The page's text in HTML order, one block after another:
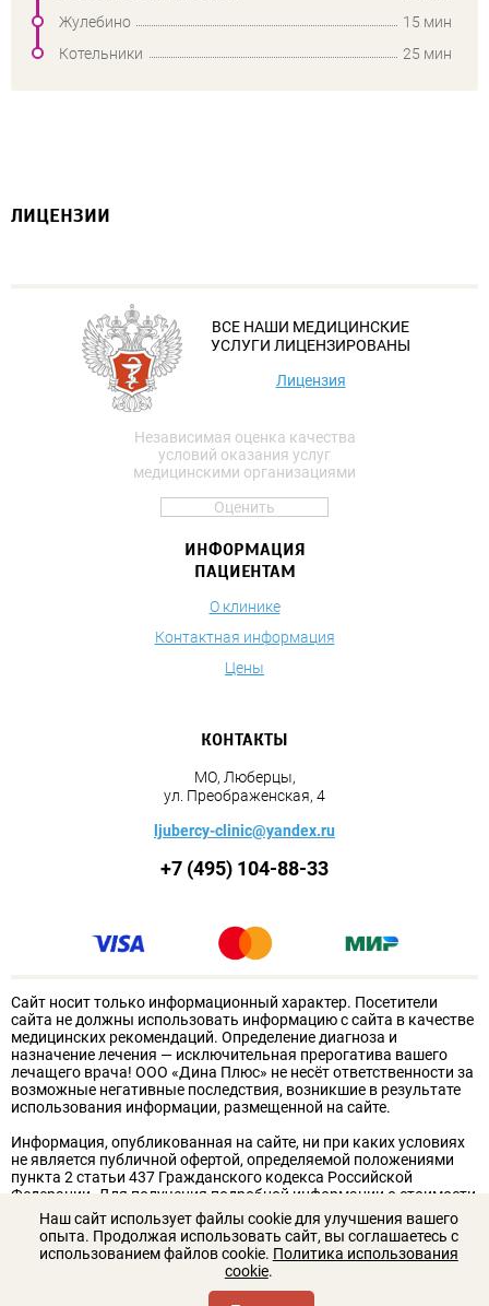
Жулебино
15 мин
Котельники
25 мин
ЛИЦЕНЗИИ
ВСЕ НАШИ МЕДИЦИНСКИЕ
УСЛУГИ ЛИЦЕНЗИРОВАНЫ
Лицензия
Независимая оценка качества
условий оказания услуг
медицинскими организациями
Оценить
ИНФОРМАЦИЯ
ПАЦИЕНТАМ
О клинике
Контактная информация
Цены
КОНТАКТЫ
МО, Люберцы,
ул. Преображенская, 4
ljubercy-clinic@yandex.ru
+7 (495) 104-88-33
Сайт носит только информационный характер. Посетители
сайта не должны использовать информацию с сайта в качестве
медицинских рекомендаций. Определение диагноза и
назначение лечения — исключительная прерогатива вашего
лечащего врача! ООО «Дина Плюс» не несёт ответственности за
возможные негативные последствия, возникшие в результате
использования информации, размещенной на сайте.
Информация, опубликованная на сайте, ни при каких условиях
не является публичной офертой, определяемой положениями
пункта 2 статьи 437 Гражданского кодекса Российской
Федерации. Для получения подробной информации о стоимости
услуг обращайтесь к администрации клиники. Для получения
подробной информации о стоимости услуг, пожалуйста,
обращайтесь к сотрудникам ООО «Дина Плюс».
ИМЕЮТСЯ ПРОТИВОПОКАЗАНИЯ. НЕОБХОДИМА
Наш сайт использует файлы cookie для улучшения вашего
опыта. Продолжая использовать сайт, вы соглашаетесь с
использованием файлов cookie. Политика использования
cookie.